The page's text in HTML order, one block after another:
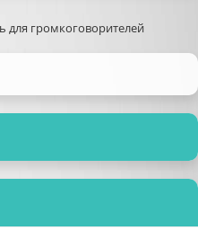
для громкоговорителей